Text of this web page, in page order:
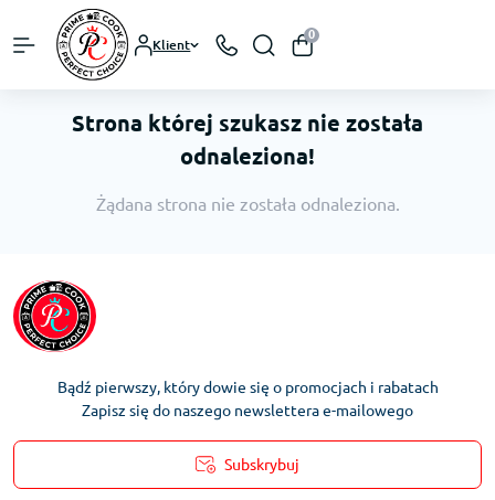
Klient
0
Strona której szukasz nie została
odnaleziona!
Żądana strona nie została odnaleziona.
Bądź pierwszy, który dowie się o promocjach i rabatach
Zapisz się do naszego newslettera e-mailowego
Subskrybuj